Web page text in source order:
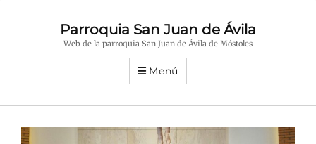
Parroquia San Juan de Ávila
Web de la parroquia San Juan de Ávila de Móstoles
Menú